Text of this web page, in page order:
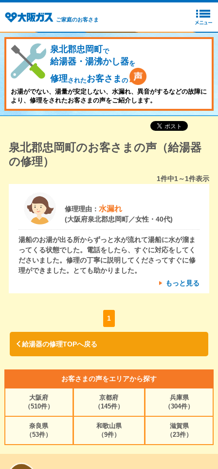
ご家庭のお客さま
泉北郡忠岡町で
給湯器・湯沸かし器を
修理されたお客さま の
お湯がでない、湯量が安定しない、水漏れ、異音がするなどの故障に
より、修理をされたお客さまの声をご紹介します。
泉北郡忠岡町のお客さまの声（給湯器
の修理）
1件中1～1件表示
修理理由： 水漏れ
(大阪府泉北郡忠岡町／女性・40代)
湯船のお湯が出る所からずっと水が流れて湯船に水が溜ま
ってくる状態でした。電話をしたら、すぐに対応をしてく
ださいました。修理の丁寧に説明してくださってすぐに修
理ができました。とても助かりました。
もっと見る
1
給湯器の修理TOPへ戻る
お客さまの声をエリアから探す
大阪府
（510件）
京都府
（145件）
兵庫県
（304件）
奈良県
（53件）
和歌山県
（9件）
滋賀県
（23件）